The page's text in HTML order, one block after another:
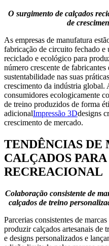
O surgimento de calçados
de
As empresas de manufatura
fabricação de circuito fechado
reciclado e ecológico para
número crescente de
sustentabilidade nas suas
crescimento da indústria global.
consumidores ecologicamente
de treino produzidos de forma
adicionalImpressão 3Ddesigns
crescimento de mercado.
TENDÊNCIAS DE
CALÇADOS
RECREACIONAL
Colaboração consistente de
calçados de treino
Parcerias consistentes de
produzir calçados artesanais de
e designs personalizados e